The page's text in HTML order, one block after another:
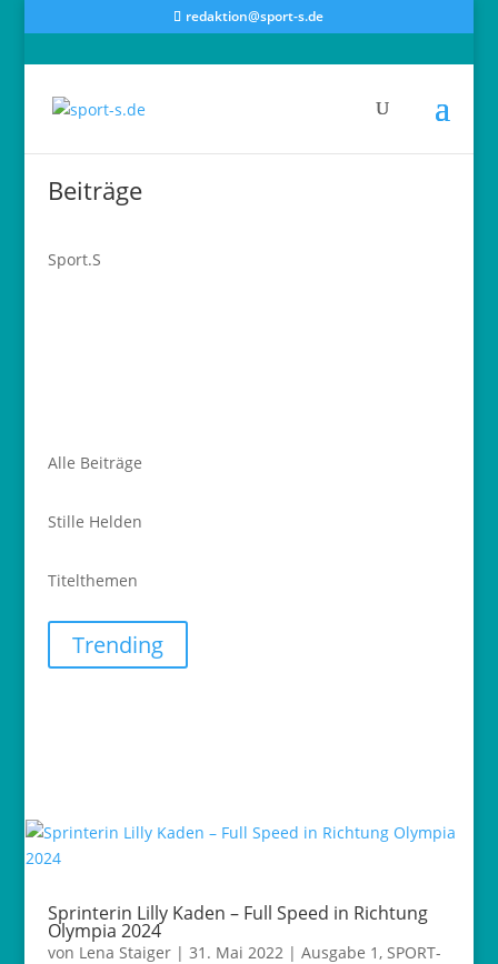
redaktion@sport-s.de
Beiträge
Sport.S
Alle Beiträge
Stille Helden
Titelthemen
Trending
Sprinterin Lilly Kaden – Full Speed in Richtung
Olympia 2024
von Lena Staiger| 31. Mai 2022| Ausgabe 1, SPORT-